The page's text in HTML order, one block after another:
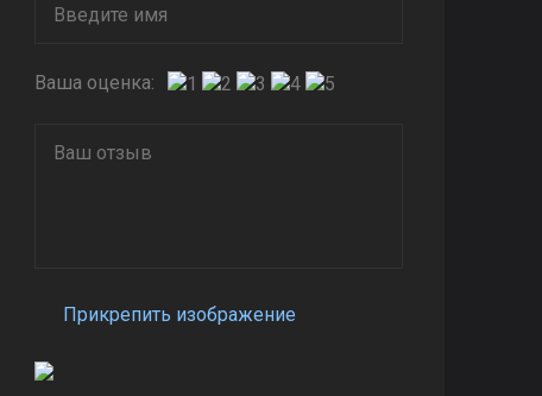
Ваша оценка:
Прикрепить изображение